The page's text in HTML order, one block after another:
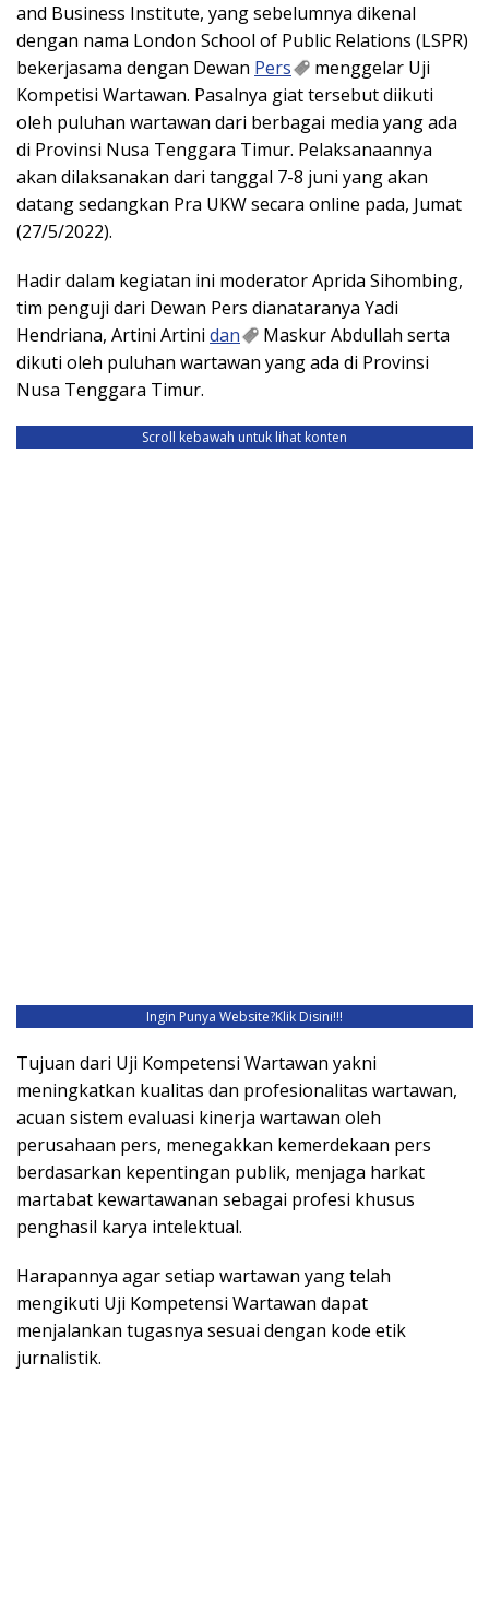
and Business Institute, yang sebelumnya dikenal
dengan nama London School of Public Relations (LSPR)
bekerjasama dengan Dewan Pers
menggelar Uji
Kompetisi Wartawan. Pasalnya giat tersebut diikuti
oleh puluhan wartawan dari berbagai media yang ada
di Provinsi Nusa Tenggara Timur. Pelaksanaannya
akan dilaksanakan dari tanggal 7-8 juni yang akan
datang sedangkan Pra UKW secara online pada, Jumat
(27/5/2022).
Hadir dalam kegiatan ini moderator Aprida Sihombing,
tim penguji dari Dewan Pers dianataranya Yadi
Hendriana, Artini Artini dan
Maskur Abdullah serta
dikuti oleh puluhan wartawan yang ada di Provinsi
Nusa Tenggara Timur.
Scroll kebawah untuk lihat konten
Ingin Punya Website?Klik Disini!!!
Tujuan dari Uji Kompetensi Wartawan yakni
meningkatkan kualitas dan profesionalitas wartawan,
acuan sistem evaluasi kinerja wartawan oleh
perusahaan pers, menegakkan kemerdekaan pers
berdasarkan kepentingan publik, menjaga harkat
martabat kewartawanan sebagai profesi khusus
penghasil karya intelektual.
Harapannya agar setiap wartawan yang telah
mengikuti Uji Kompetensi Wartawan dapat
menjalankan tugasnya sesuai dengan kode etik
jurnalistik.